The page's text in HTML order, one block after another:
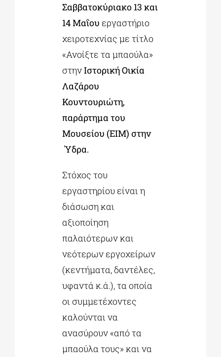
Σαββατοκύριακο 13 και
14 Μαΐου εργαστήριο
χειροτεχνίας με τίτλο
«Ανοίξτε τα μπαούλα»
στηνΙστορική Οικία
Λαζάρου
Κουντουριώτη,
παράρτημα του
Μουσείου (ΕΙΜ) στην
Ύδρα.
Στόχος του
εργαστηρίου είναι η
διάσωση και
αξιοποίηση
παλαιότερων και
νεότερων εργοχείρων
(κεντήματα, δαντέλες,
υφαντά κ.ά.), τα οποία
οι συμμετέχοντες
καλούνται να
ανασύρουν «από τα
μπαούλα τους» και να